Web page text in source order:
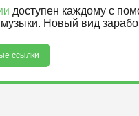
доступен каждому с
Новый вид
ссылки